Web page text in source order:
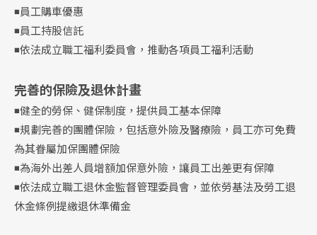
◾員工購車優惠
◾員工持股信託
◾依法成立職工福利委員會，推動各項員工福利活動
完善的保險及退休計畫
◾健全的勞保、健保制度，提供員工基本保障
◾規劃完善的團體保險，包括意外險及醫療險，員工亦可免費
為其眷屬加保團體保險
◾為海外出差人員增額加保意外險，讓員工出差更有保障
◾依法成立職工退休金監督管理委員會，並依勞基法及勞工退
休金條例提繳退休準備金